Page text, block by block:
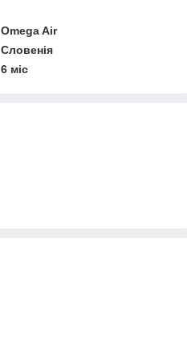
Omega Air
Словенія
6 міс